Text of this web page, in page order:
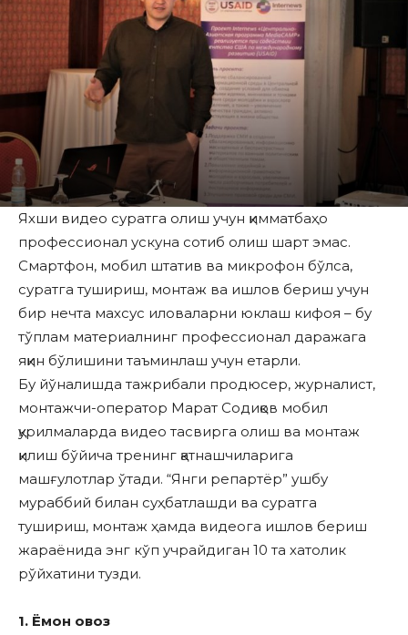
Яхши видео суратга олиш учун қимматбаҳо
профессионал ускуна сотиб олиш шарт эмас.
Смартфон, мобил штатив ва микрофон бўлса,
суратга тушириш, монтаж ва ишлов бериш учун
бир нечта махсус иловаларни юклаш кифоя – бу
тўплам материалнинг профессионал даражага
яқин бўлишини таъминлаш учун етарли.
Бу йўналишда тажрибали продюсер, журналист,
монтажчи-оператор Марат Содиқов мобил
қурилмаларда видео тасвирга олиш ва монтаж
қилиш бўйича тренинг қатнашчиларига
машғулотлар ўтади. “Янги репартёр” ушбу
мураббий билан суҳбатлашди ва суратга
тушириш, монтаж ҳамда видеога ишлов бериш
жараёнида энг кўп учрайдиган 10 та хатолик
рўйхатини тузди.
1. Ёмон овоз